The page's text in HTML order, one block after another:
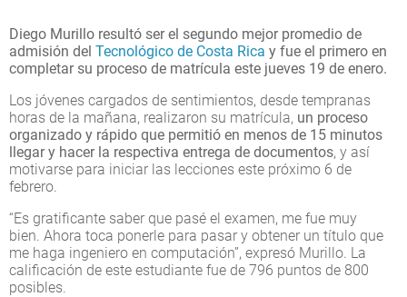
Diego Murillo resultó ser el segundo mejor promedio de
admisión del Tecnológico de Costa Rica y fue el primero en
completar su proceso de matrícula este jueves 19 de enero.
Los jóvenes cargados de sentimientos, desde tempranas
horas de la mañana, realizaron su matrícula, un proceso
organizado y rápido que permitió en menos de 15 minutos
llegar y hacer la respectiva entrega de documentos, y así
motivarse para iniciar las lecciones este próximo 6 de
febrero.
“Es gratificante saber que pasé el examen, me fue muy
bien. Ahora toca ponerle para pasar y obtener un título que
me haga ingeniero en computación”, expresó Murillo. La
calificación de este estudiante fue de 796 puntos de 800
posibles.